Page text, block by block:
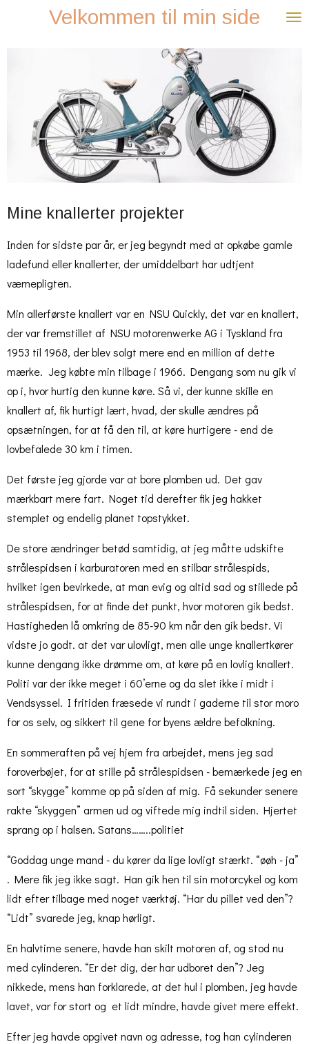
Velkommen til min side
Mine knallerter projekter
Inden for sidste par år, er jeg begyndt med at opkøbe gamle
ladefund eller knallerter, der umiddelbart har udtjent
værnepligten.
Min allerførste knallert var en NSU Quickly, det var en knallert,
der var fremstillet af NSU motorenwerke AG i Tyskland fra
1953 til 1968, der blev solgt mere end en million af dette
mærke. Jeg købte min tilbage i 1966. Dengang som nu gik vi
op i, hvor hurtig den kunne køre. Så vi, der kunne skille en
knallert af, fik hurtigt lært, hvad, der skulle ændres på
opsætningen, for at få den til, at køre hurtigere - end de
lovbefalede 30 km i timen.
Det første jeg gjorde var at bore plomben ud. Det gav
mærkbart mere fart. Noget tid derefter fik jeg hakket
stemplet og endelig planet topstykket.
De store ændringer betød samtidig, at jeg måtte udskifte
strålespidsen i karburatoren med en stilbar strålespids,
hvilket igen bevirkede, at man evig og altid sad og stillede på
strålespidsen, for at finde det punkt, hvor motoren gik bedst.
Hastigheden lå omkring de 85-90 km når den gik bedst. Vi
vidste jo godt. at det var ulovligt, men alle unge knallertkører
kunne dengang ikke drømme om, at køre på en lovlig knallert.
Politi var der ikke meget i 60’erne og da slet ikke i midt i
Vendsyssel. I fritiden fræsede vi rundt i gaderne til stor moro
for os selv, og sikkert til gene for byens ældre befolkning.
En sommeraften på vej hjem fra arbejdet, mens jeg sad
foroverbøjet, for at stille på strålespidsen - bemærkede jeg en
sort “skygge” komme op på siden af mig. Få sekunder senere
rakte “skyggen” armen ud og viftede mig indtil siden. Hjertet
sprang op i halsen. Satans……..politiet
“Goddag unge mand - du kører da lige lovligt stærkt. “øøh - ja”
. Mere fik jeg ikke sagt. Han gik hen til sin motorcykel og kom
lidt efter tilbage med noget værktøj. “Har du pillet ved den”?
“Lidt” svarede jeg, knap hørligt.
En halvtime senere, havde han skilt motoren af, og stod nu
med cylinderen. “Er det dig, der har udboret den”? Jeg
nikkede, mens han forklarede, at det hul i plomben, jeg havde
lavet, var for stort og et lidt mindre, havde givet mere effekt.
Efter jeg havde opgivet navn og adresse, tog han cylinderen